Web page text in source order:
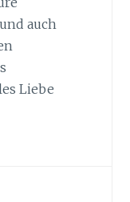
auch
Liebe